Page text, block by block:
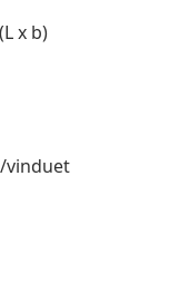
x b)
vinduet